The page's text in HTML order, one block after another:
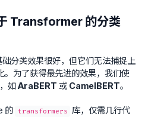
Transformer 的分类
分类效果很好，但它们无法捕捉上
。为了获得最先进的效果，我们使
如AraBERT 或 CamelBERT。
的 transformers 库，仅需几行代